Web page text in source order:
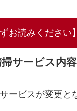
お読みください】
サービス内
ービスが変更と